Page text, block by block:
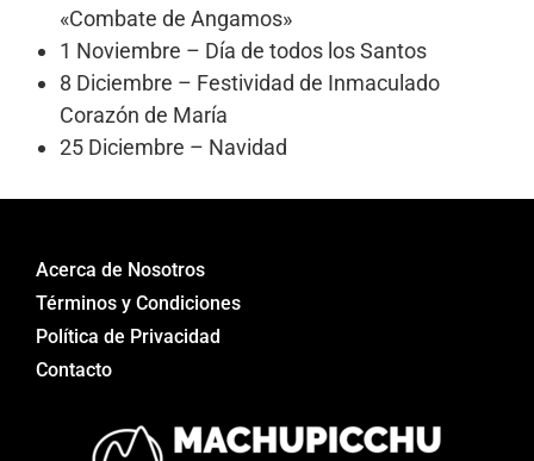
«Combate de Angamos»
1 Noviembre – Día de todos los Santos
8 Diciembre – Festividad de Inmaculado
Corazón de María
25 Diciembre – Navidad
Acerca de Nosotros
Términos y Condiciones
Política de Privacidad
Contacto